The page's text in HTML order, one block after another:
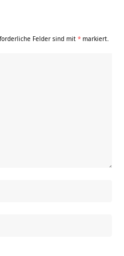
Felder sind mit * markiert.